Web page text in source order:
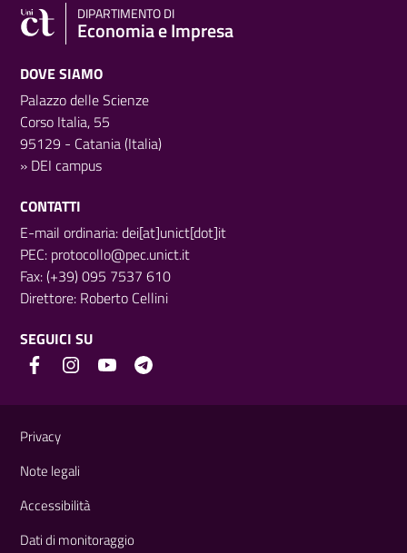
DIPARTIMENTO DI
Economia e Impresa
DOVE SIAMO
Palazzo delle Scienze
Corso Italia, 55
95129 - Catania (Italia)
» DEI campus
CONTATTI
E-mail ordinaria: dei[at]unict[dot]it
PEC: protocollo@pec.unict.it
Fax: (+39) 095 7537 610
Direttore: Roberto Cellini
SEGUICI SU
Privacy
Note legali
Accessibilità
Dati di monitoraggio